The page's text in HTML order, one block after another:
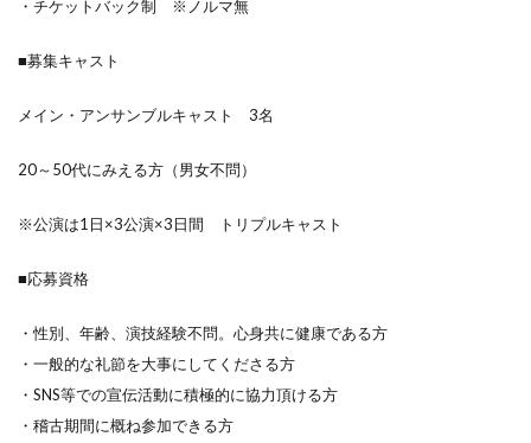
・チケットバック制 ※ノルマ無
■募集キャスト
メイン・アンサンブルキャスト 3名
20～50代にみえる方（男女不問）
※公演は1日×3公演×3日間 トリプルキャスト
■応募資格
・性別、年齢、演技経験不問。心身共に健康である方
・一般的な礼節を大事にしてくださる方
・SNS等での宣伝活動に積極的に協力頂ける方
・稽古期間に概ね参加できる方